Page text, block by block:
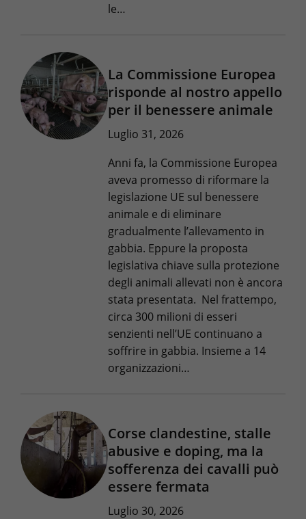
le…
La Commissione Europea
risponde al nostro appello
per il benessere animale
Luglio 31, 2026
Anni fa, la Commissione Europea
aveva promesso di riformare la
legislazione UE sul benessere
animale e di eliminare
gradualmente l’allevamento in
gabbia. Eppure la proposta
legislativa chiave sulla protezione
degli animali allevati non è ancora
stata presentata. Nel frattempo,
circa 300 milioni di esseri
senzienti nell’UE continuano a
soffrire in gabbia. Insieme a 14
organizzazioni…
Corse clandestine, stalle
abusive e doping, ma la
sofferenza dei cavalli può
essere fermata
Luglio 30, 2026